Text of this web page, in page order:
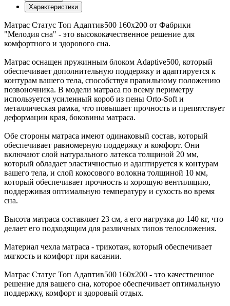
Характеристики
Матрас Статус Топ Адаптив500 160х200 от Фабрики
"Мелодия сна" - это высококачественное решение для
комфортного и здорового сна.
Матрас оснащен пружинным блоком Adaptive500, который
обеспечивает дополнительную поддержку и адаптируется к
контурам вашего тела, способствуя правильному положению
позвоночника. В модели матраса по всему периметру
используется усиленный короб из пены Orto-Soft и
металлическая рамка, что повышает прочность и препятствует
деформации края, боковины матраса.
Обе стороны матраса имеют одинаковый состав, который
обеспечивает равномерную поддержку и комфорт. Они
включают слой натурального латекса толщиной 20 мм,
который обладает эластичностью и адаптируется к контурам
вашего тела, и слой кокосового волокна толщиной 10 мм,
который обеспечивает прочность и хорошую вентиляцию,
поддерживая оптимальную температуру и сухость во время
сна.
Высота матраса составляет 23 см, а его нагрузка до 140 кг, что
делает его подходящим для различных типов телосложения.
Материал чехла матраса - трикотаж, который обеспечивает
мягкость и комфорт при касании.
Матрас Статус Топ Адаптив500 160х200 - это качественное
решение для вашего сна, которое обеспечивает оптимальную
поддержку, комфорт и здоровый отдых.